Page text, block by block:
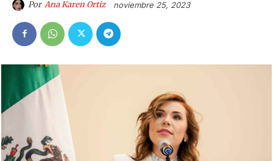
Por Ana Karen Ortiz noviembre 25, 2023